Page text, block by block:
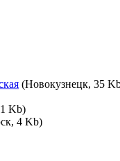
(Новокузнецк, 35
Kb)
4 Kb)